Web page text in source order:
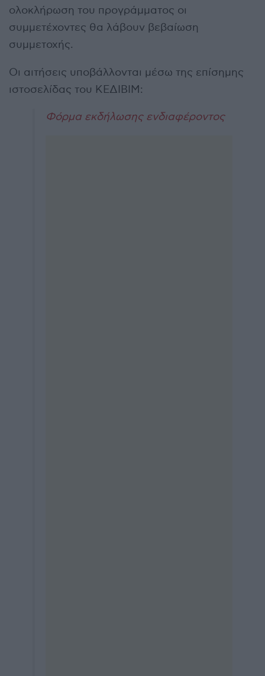
ολοκλήρωση του προγράμματος οι
συμμετέχοντες θα λάβουν βεβαίωση
συμμετοχής.
Οι αιτήσεις υποβάλλονται μέσω της επίσημης
ιστοσελίδας του ΚΕΔΙΒΙΜ:
Φόρμα εκδήλωσης ενδιαφέροντος